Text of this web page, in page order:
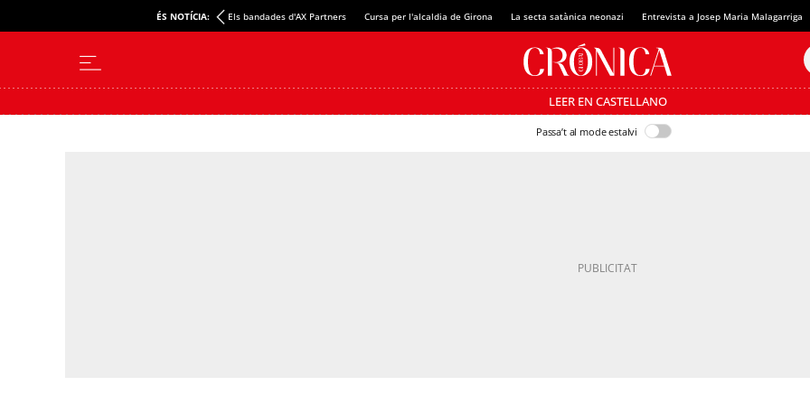
ÉS NOTÍCIA: Els bandades d'AX Partners Cursa per l'alcaldia de Girona La secta satànica neonazi Entrevista a Josep Maria Malagarriga
LEER EN CASTELLANO
Passa’t al mode estalvi